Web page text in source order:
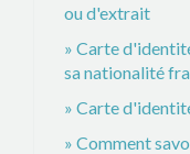
ou d'extrait
Carte
sa nationalité
Carte
Comment